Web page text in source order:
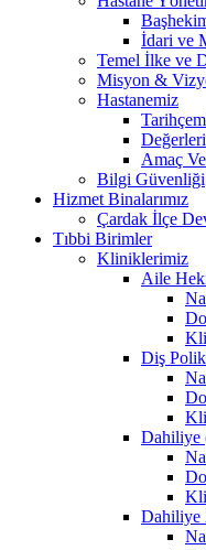
İdari ve
Temel İlke ve
Misyon &
Hastanemiz
Amaç
Bilgi Güvenliği
Hizmet Binalarımız
Çardak İlçe
Tıbbi Birimler
Kliniklerimiz
Aile
Diş
Dahiliye
Dahiliye